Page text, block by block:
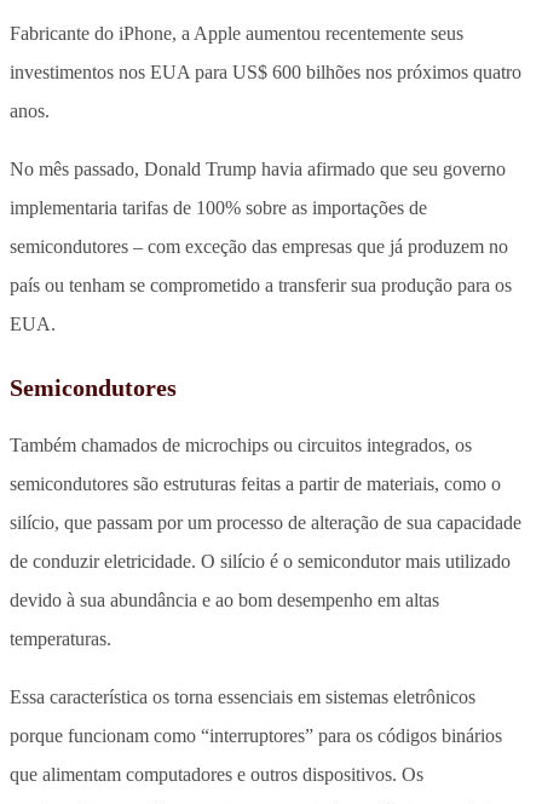
Fabricante do iPhone, a Apple aumentou recentemente seus
investimentos nos EUA para US$ 600 bilhões nos próximos quatro
anos.
No mês passado, Donald Trump havia afirmado que seu governo
implementaria tarifas de 100% sobre as importações de
semicondutores – com exceção das empresas que já produzem no
país ou tenham se comprometido a transferir sua produção para os
EUA.
Semicondutores
Também chamados de microchips ou circuitos integrados, os
semicondutores são estruturas feitas a partir de materiais, como o
silício, que passam por um processo de alteração de sua capacidade
de conduzir eletricidade. O silício é o semicondutor mais utilizado
devido à sua abundância e ao bom desempenho em altas
temperaturas.
Essa característica os torna essenciais em sistemas eletrônicos
porque funcionam como “interruptores” para os códigos binários
que alimentam computadores e outros dispositivos. Os